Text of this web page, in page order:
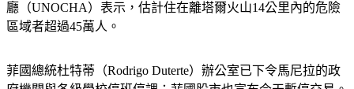
廳（UNOCHA）表示，估計住在離塔爾火山14公里內的危險
區域者超過45萬人。
菲國總統杜特蒂（Rodrigo Duterte）辦公室已下令馬尼拉的政